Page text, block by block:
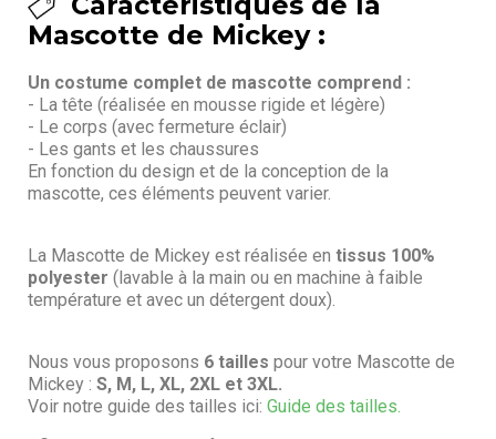
Mascotte de Mickey :
Un costume complet de mascotte comprend :
- La tête (réalisée en mousse rigide et légère)
- Le corps (avec fermeture éclair)
- Les gants et les chaussures
En fonction du design et de la conception de la
mascotte, ces éléments peuvent varier.
La Mascotte de Mickey est réalisée en tissus 100%
polyester (lavable à la main ou en machine à faible
température et avec un détergent doux).
Nous vous proposons 6 tailles pour votre Mascotte de
Mickey : S, M, L, XL, 2XL et 3XL.
Voir notre guide des tailles ici: Guide des tailles.